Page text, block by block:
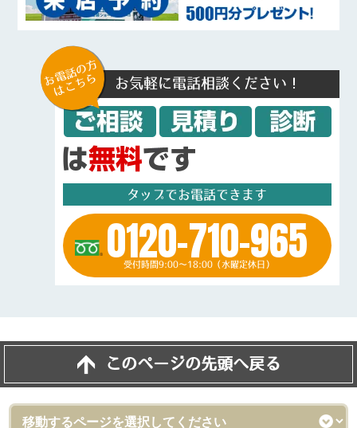
お電話の方
はこちら お気軽に電話相談ください！
タップでお電話できます
0120-710-965
受付時間9:00～18:00（水曜定休日）
このページの先頭へ戻る